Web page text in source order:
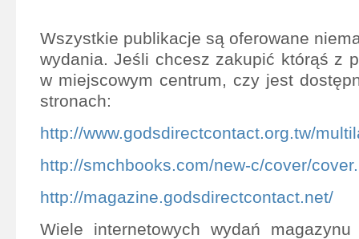
Wszystkie publikacje są oferowane
wydania. Jeśli chcesz zakupić którąś z
w miejscowym centrum, czy jest
stronach:
http://www.godsdirectcontact.org.tw/
http://smchbooks.com/new-c/cover/
http://magazine.godsdirectcontact.net/
Wiele internetowych wydań